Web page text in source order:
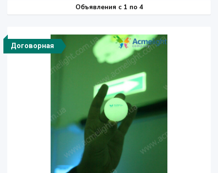
Объявления c 1 по 4
Договорная